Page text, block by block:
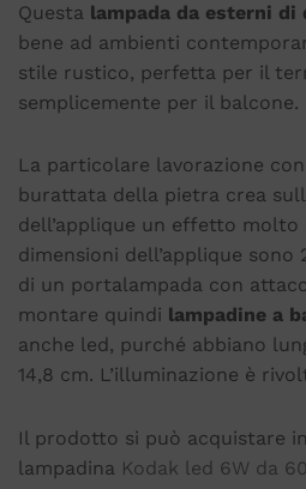
Questa lampada da esterni di
bene ad ambienti
stile rustico, perfetta per il
semplicemente per il balcone.
La particolare lavorazione
burattata della pietra crea
dell’applique un effetto molto
dimensioni dell’applique sono
di un portalampada con
montare quindi lampadine a
anche led, purché abbiano
14,8 cm. L’illuminazione è
Il prodotto si può acquistare
lampadina Kodak led 6W da